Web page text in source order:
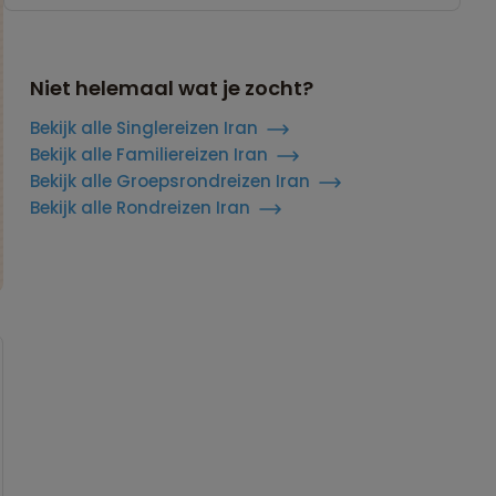
Niet helemaal wat je zocht?
Bekijk alle Singlereizen Iran
Bekijk alle Familiereizen Iran
Bekijk alle Groepsrondreizen Iran
Bekijk alle Rondreizen Iran